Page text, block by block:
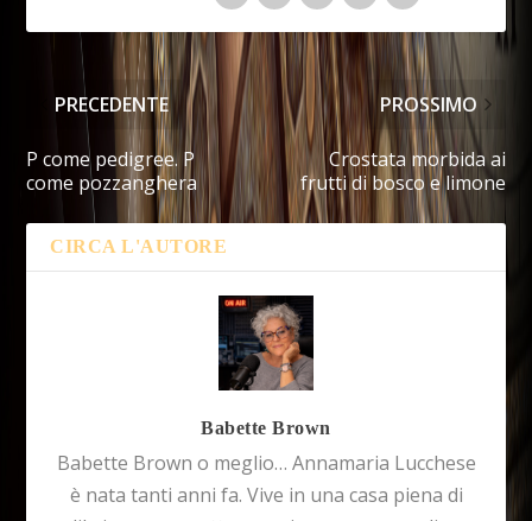
PRECEDENTE
P come pedigree. P
come pozzanghera
PROSSIMO
Crostata morbida ai
frutti di bosco e limone
CIRCA L'AUTORE
Babette Brown
Babette Brown o meglio… Annamaria Lucchese
è nata tanti anni fa. Vive in una casa piena di